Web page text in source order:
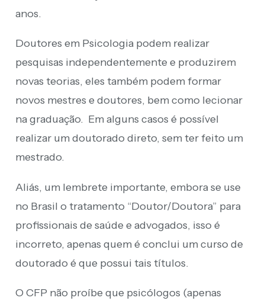
anos.
Doutores em Psicologia podem realizar
pesquisas independentemente e produzirem
novas teorias, eles também podem formar
novos mestres e doutores, bem como lecionar
na graduação. Em alguns casos é possível
realizar um doutorado direto, sem ter feito um
mestrado.
Aliás, um lembrete importante, embora se use
no Brasil o tratamento “Doutor/Doutora” para
profissionais de saúde e advogados, isso é
incorreto, apenas quem é conclui um curso de
doutorado é que possui tais títulos.
O CFP não proíbe que psicólogos (apenas